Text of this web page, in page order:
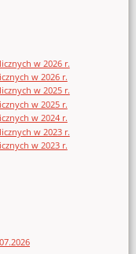
w 2026 r.
w 2026 r.
w 2025 r.
w 2025 r.
w 2024 r.
w 2023 r.
w 2023 r.